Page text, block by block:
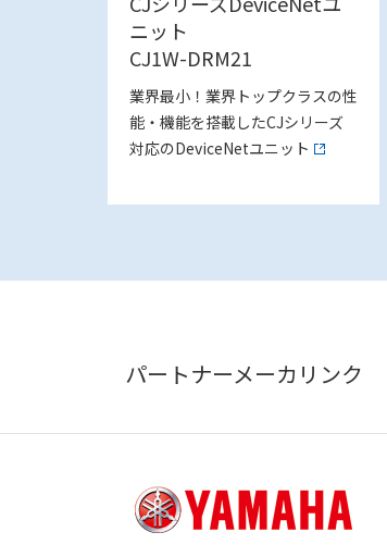
ニット
CJ1W-DRM21
業界最小！業界トップクラスの性
能・機能を搭載したCJシリーズ
対応のDeviceNetユニット
パートナーメーカリンク